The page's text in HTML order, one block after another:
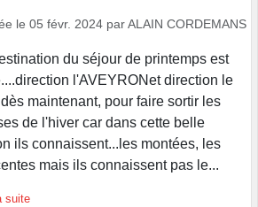
le 05 févr. 2024 parALAIN CORDEMANS
du séjour de printemps est
l'AVEYRONet direction le
maintenant, pour faire sortir les
de l'hiver car dans cette belle
ils connaissent...les montées, les
mais ils connaissent pas le...
suite